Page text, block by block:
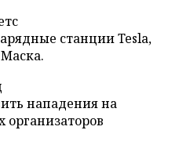
станции Tesla,
нападения на
организаторов